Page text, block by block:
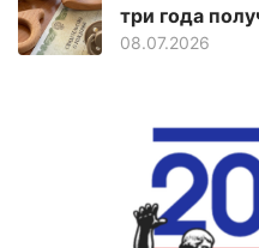
три года
08.07.2026